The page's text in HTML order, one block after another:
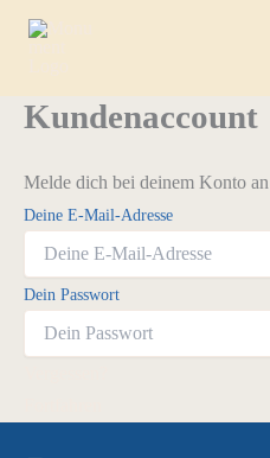
Zum
Kundenaccount
Melde dich bei deinem Konto an
Deine E-Mail-Adresse
Dein Passwort